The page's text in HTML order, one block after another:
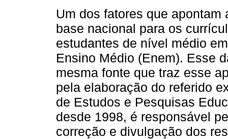
Um dos fatores que
base nacional para os
estudantes de nível médio
Ensino Médio (Enem). Esse
mesma fonte que traz esse
pela elaboração do referido
de Estudos e Pesquisas
desde 1998, é responsável
correção e divulgação dos